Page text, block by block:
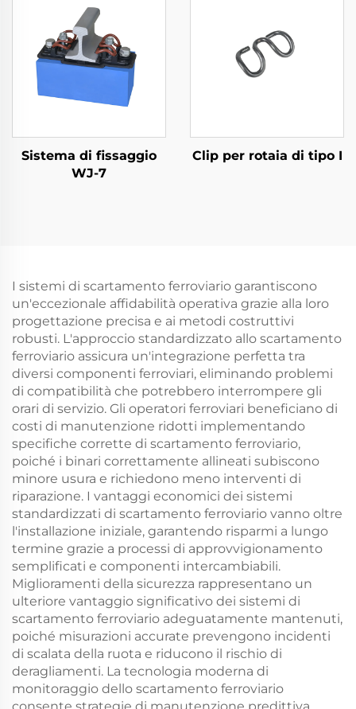
Sistema di fissaggio
WJ-7
Clip per rotaia di tipo I
I sistemi di scartamento ferroviario garantiscono
un'eccezionale affidabilità operativa grazie alla loro
progettazione precisa e ai metodi costruttivi
robusti. L'approccio standardizzato allo scartamento
ferroviario assicura un'integrazione perfetta tra
diversi componenti ferroviari, eliminando problemi
di compatibilità che potrebbero interrompere gli
orari di servizio. Gli operatori ferroviari beneficiano di
costi di manutenzione ridotti implementando
specifiche corrette di scartamento ferroviario,
poiché i binari correttamente allineati subiscono
minore usura e richiedono meno interventi di
riparazione. I vantaggi economici dei sistemi
standardizzati di scartamento ferroviario vanno oltre
l'installazione iniziale, garantendo risparmi a lungo
termine grazie a processi di approvvigionamento
semplificati e componenti intercambiabili.
Miglioramenti della sicurezza rappresentano un
ulteriore vantaggio significativo dei sistemi di
scartamento ferroviario adeguatamente mantenuti,
poiché misurazioni accurate prevengono incidenti
di scalata della ruota e riducono il rischio di
deragliamenti. La tecnologia moderna di
monitoraggio dello scartamento ferroviario